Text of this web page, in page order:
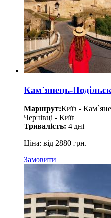
Кам`янець-
Маршрут:Київ -
Чернівці - Київ
Тривалість: 4 дні
Ціна: від 2880 грн.
Замовити